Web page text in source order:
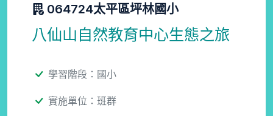
064724太平區坪林國小
八仙山自然教育中心生態之旅
學習階段：國小
實施單位：班群